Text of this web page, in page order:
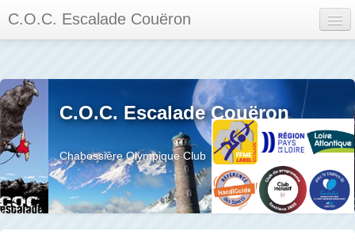
C.O.C. Escalade Couëron
Calendrier des événements et des compétitions
Les membres
Les séances
Privée
La salle et le mur
C.O.C. Escalade Couëron
Chabossière Olympique Club